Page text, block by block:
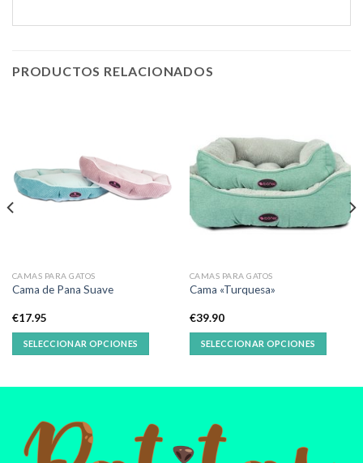
PRODUCTOS RELACIONADOS
CAMAS PARA GATOS
Cama de Pana Suave
€17.95
SELECCIONAR OPCIONES
CAMAS PARA GATOS
Cama «Turquesa»
€39.90
SELECCIONAR OPCIONES